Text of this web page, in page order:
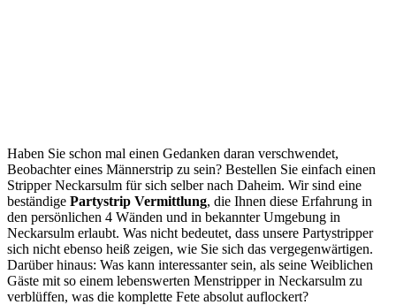
Haben Sie schon mal einen Gedanken daran verschwendet,
Beobachter eines Männerstrip zu sein? Bestellen Sie einfach einen
Stripper Neckarsulm für sich selber nach Daheim. Wir sind eine
beständige Partystrip Vermittlung, die Ihnen diese Erfahrung in
den persönlichen 4 Wänden und in bekannter Umgebung in
Neckarsulm erlaubt. Was nicht bedeutet, dass unsere Partystripper
sich nicht ebenso heiß zeigen, wie Sie sich das vergegenwärtigen.
Darüber hinaus: Was kann interessanter sein, als seine Weiblichen
Gäste mit so einem lebenswerten Menstripper in Neckarsulm zu
verblüffen, was die komplette Fete absolut auflockert?